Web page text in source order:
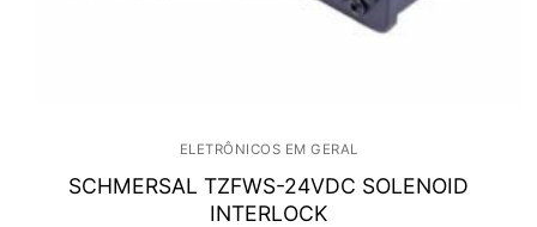
ELETRÔNICOS EM GERAL
SCHMERSAL TZFWS-24VDC SOLENOID
INTERLOCK